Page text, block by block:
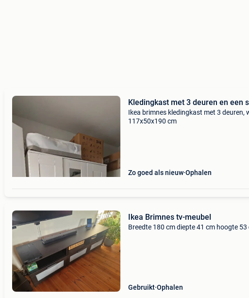
Kledingkast met 3 deuren en een
Ikea brimnes kledingkast met 3 deuren,
117x50x190 cm
Zo goed als nieuw Ophalen
Ikea Brimnes tv-meubel
Breedte 180 cm diepte 41 cm hoogte 53
Gebruikt Ophalen